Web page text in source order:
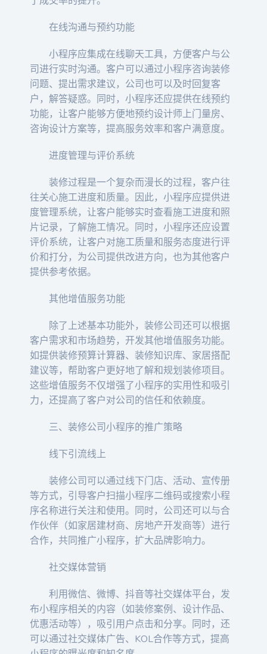
在线沟通与预约功能
小程序应集成在线聊天工具，方便客户与公
司进行实时沟通。客户可以通过小程序咨询装修
问题、提出需求建议，公司也可以及时回复客
户，解答疑惑。同时，小程序还应提供在线预约
功能，让客户能够方便地预约设计师上门量房、
咨询设计方案等，提高服务效率和客户满意度。
进度管理与评价系统
装修过程是一个复杂而漫长的过程，客户往
往关心施工进度和质量。因此，小程序应提供进
度管理系统，让客户能够实时查看施工进度和照
片记录，了解施工情况。同时，小程序还应设置
评价系统，让客户对施工质量和服务态度进行评
价和打分，为公司提供改进方向，也为其他客户
提供参考依据。
其他增值服务功能
除了上述基本功能外，装修公司还可以根据
客户需求和市场趋势，开发其他增值服务功能。
如提供装修预算计算器、装修知识库、家居搭配
建议等，帮助客户更好地了解和规划装修项目。
这些增值服务不仅增强了小程序的实用性和吸引
力，还提高了客户对公司的信任和依赖度。
三、装修公司小程序的推广策略
线下引流线上
装修公司可以通过线下门店、活动、宣传册
等方式，引导客户扫描小程序二维码或搜索小程
序名称进行关注和使用。同时，公司还可以与合
作伙伴（如家居建材商、房地产开发商等）进行
合作，共同推广小程序，扩大品牌影响力。
社交媒体营销
利用微信、微博、抖音等社交媒体平台，发
布小程序相关的内容（如装修案例、设计作品、
优惠活动等），吸引用户点击和分享。同时，还
可以通过社交媒体广告、KOL合作等方式，提高